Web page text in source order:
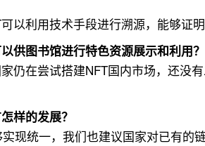
以利用技术手段进行溯源，能够证明
供图书馆进行特色资源展示和利用？
仍在尝试搭建NFT国内市场，还没
样的发展？
现统一，我们也建议国家对已有的